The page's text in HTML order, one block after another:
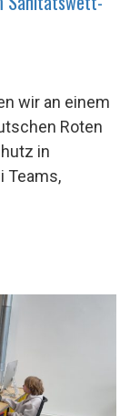
wir an einem
Roten
in
Teams,